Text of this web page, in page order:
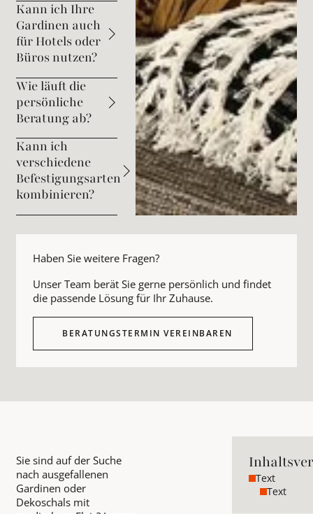
Kann ich Ihre
Gardinen auch
für Hotels oder
Büros nutzen?
Wie läuft die
persönliche
Beratung ab?
Kann ich
verschiedene
Befestigungsarten
kombinieren?
Haben Sie weitere Fragen?
Unser Team berät Sie gerne persönlich und findet
die passende Lösung für Ihr Zuhause.
BERATUNGSTERMIN VEREINBAREN
Sie sind auf der Suche
nach ausgefallenen
Gardinen oder
Dekoschals mit
Text
Text